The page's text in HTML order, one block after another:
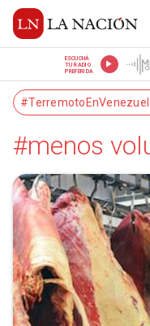
ESCUCHÁ
TU RADIO
PREFERIDA
#menos